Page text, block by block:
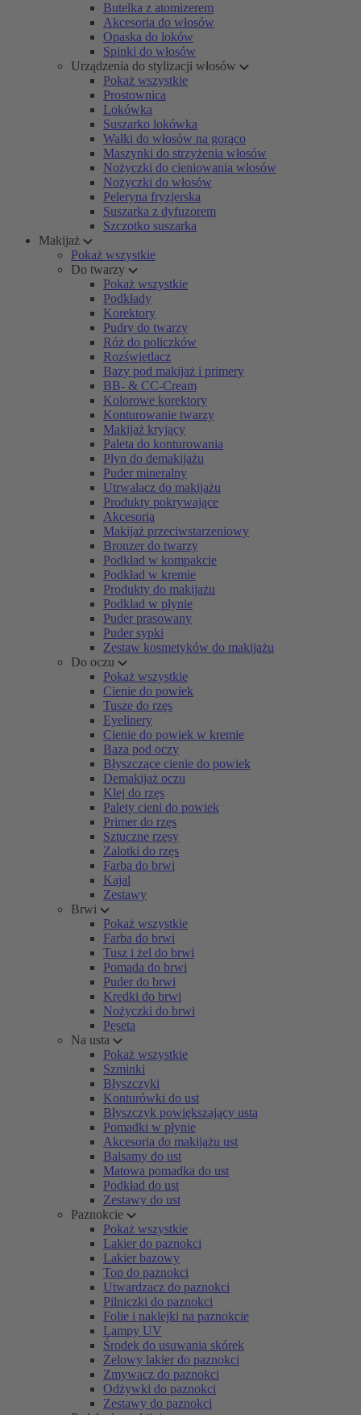
Butelka z atomizerem
Akcesoria do włosów
Opaska do loków
Spinki do włosów
Urządzenia do stylizacji włosów
Pokaż wszystkie
Prostownica
Lokówka
Suszarko lokówka
Wałki do włosów na gorąco
Maszynki do strzyżenia włosów
Nożyczki do cieniowania włosów
Nożyczki do włosów
Peleryna fryzjerska
Suszarka z dyfuzorem
Szczotko suszarka
Makijaż
Pokaż wszystkie
Do twarzy
Pokaż wszystkie
Podkłady
Korektory
Pudry do twarzy
Róż do policzków
Rozświetlacz
Bazy pod makijaż i primery
BB- & CC-Cream
Kolorowe korektory
Konturowanie twarzy
Makijaż kryjący
Paleta do konturowania
Płyn do demakijażu
Puder mineralny
Utrwalacz do makijażu
Produkty pokrywające
Akcesoria
Makijaż przeciwstarzeniowy
Bronzer do twarzy
Podkład w kompakcie
Podkład w kremie
Produkty do makijażu
Podkład w płynie
Puder prasowany
Puder sypki
Zestaw kosmetyków do makijażu
Do oczu
Pokaż wszystkie
Cienie do powiek
Tusze do rzęs
Eyelinery
Cienie do powiek w kremie
Baza pod oczy
Błyszczące cienie do powiek
Demakijaż oczu
Klej do rzęs
Palety cieni do powiek
Primer do rzęs
Sztuczne rzęsy
Zalotki do rzęs
Farba do brwi
Kajal
Zestawy
Brwi
Pokaż wszystkie
Farba do brwi
Tusz i żel do brwi
Pomada do brwi
Puder do brwi
Kredki do brwi
Nożyczki do brwi
Pęseta
Na usta
Pokaż wszystkie
Szminki
Błyszczyki
Konturówki do ust
Błyszczyk powiększający usta
Pomadki w płynie
Akcesoria do makijażu ust
Balsamy do ust
Matowa pomadka do ust
Podkład do ust
Zestawy do ust
Paznokcie
Pokaż wszystkie
Lakier do paznokci
Lakier bazowy
Top do paznokci
Utwardzacz do paznokci
Pilniczki do paznokci
Folie i naklejki na paznokcie
Lampy UV
Środek do usuwania skórek
Żelowy lakier do paznokci
Zmywacz do paznokci
Odżywki do paznokci
Zestawy do paznokci